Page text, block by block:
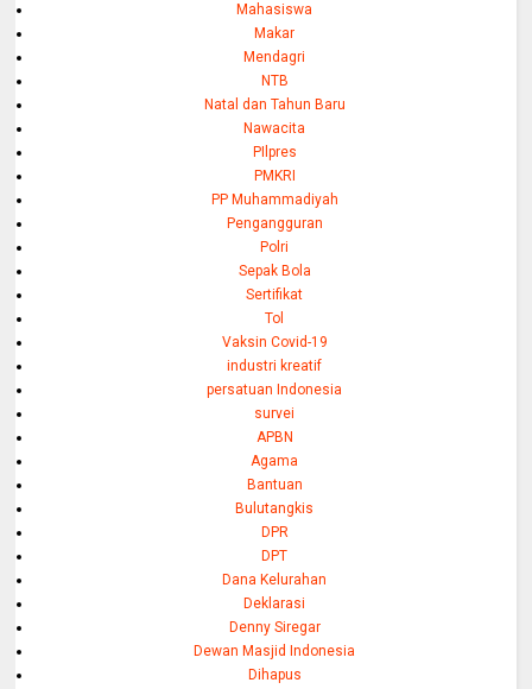
Mahasiswa
Makar
Mendagri
NTB
Natal dan Tahun Baru
Nawacita
PIlpres
PMKRI
PP Muhammadiyah
Pengangguran
Polri
Sepak Bola
Sertifikat
Tol
Vaksin Covid-19
industri kreatif
persatuan Indonesia
survei
APBN
Agama
Bantuan
Bulutangkis
DPR
DPT
Dana Kelurahan
Deklarasi
Denny Siregar
Dewan Masjid Indonesia
Dihapus